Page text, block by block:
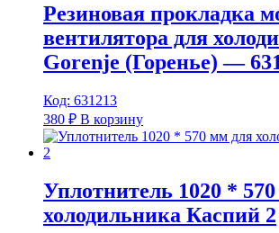
Резиновая прокладка
вентилятора для
Gorenje (Горенье) —
Код: 631213
380 ₽ В корзину
Уплотнитель 1020 *
холодильника Каспий 2